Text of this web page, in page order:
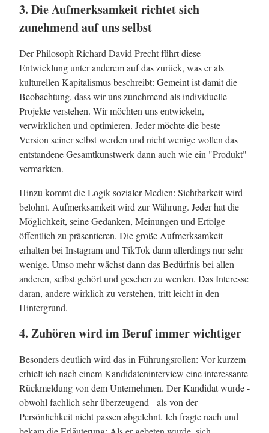
3. Die Aufmerksamkeit richtet sich
zunehmend auf uns selbst
Der Philosoph Richard David Precht führt diese
Entwicklung unter anderem auf das zurück, was er als
kulturellen Kapitalismus beschreibt: Gemeint ist damit die
Beobachtung, dass wir uns zunehmend als individuelle
Projekte verstehen. Wir möchten uns entwickeln,
verwirklichen und optimieren. Jeder möchte die beste
Version seiner selbst werden und nicht wenige wollen das
entstandene Gesamtkunstwerk dann auch wie ein "Produkt"
vermarkten.
Hinzu kommt die Logik sozialer Medien: Sichtbarkeit wird
belohnt. Aufmerksamkeit wird zur Währung. Jeder hat die
Möglichkeit, seine Gedanken, Meinungen und Erfolge
öffentlich zu präsentieren. Die große Aufmerksamkeit
erhalten bei Instagram und TikTok dann allerdings nur sehr
wenige. Umso mehr wächst dann das Bedürfnis bei allen
anderen, selbst gehört und gesehen zu werden. Das Interesse
daran, andere wirklich zu verstehen, tritt leicht in den
Hintergrund.
4. Zuhören wird im Beruf immer wichtiger
Besonders deutlich wird das in Führungsrollen: Vor kurzem
erhielt ich nach einem Kandidateninterview eine interessante
Rückmeldung von dem Unternehmen. Der Kandidat wurde -
obwohl fachlich sehr überzeugend - als von der
Persönlichkeit nicht passen abgelehnt. Ich fragte nach und